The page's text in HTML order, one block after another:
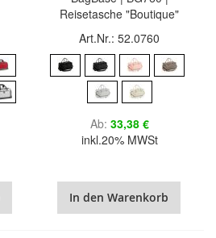
Reisetasche "Boutique"
Art.Nr.: 52.0760
Ab 33,38 €
inkl.20% MWSt
In den Warenkorb